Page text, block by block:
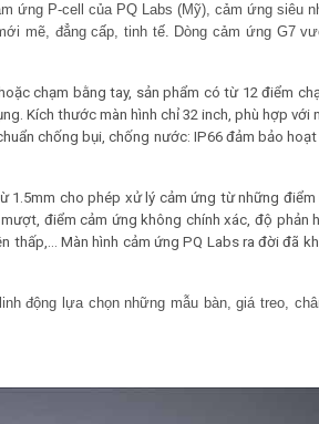
ứng P-cell của PQ Labs (Mỹ), cảm ứng siêu
mẽ, đẳng cấp, tinh tế. Dòng cảm ứng G7
chạm bằng tay, sản phẩm có từ 12 điểm
Kích thước màn hình chỉ 32 inch, phù hợp với
chống bụi, chống nước: IP66 đảm bảo
cho phép xử lý cảm ứng từ những
điểm cảm ứng không chính xác, độ phản
Màn hình cảm ứng PQ Labs ra đời đã
động lựa chọn những mẫu bàn, giá treo,